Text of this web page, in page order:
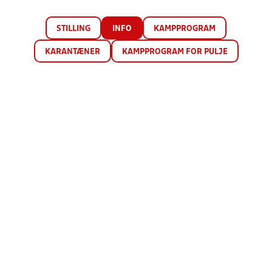
STILLING INFO KAMPPROGRAM
KARANTÆNER KAMPPROGRAM FOR PULJE